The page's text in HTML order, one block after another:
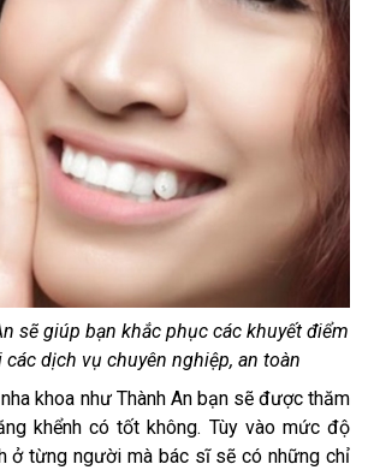
sẽ giúp bạn khắc phục các khuyết điểm
các dịch vụ chuyên nghiệp, an toàn
khoa như Thành An bạn sẽ được thăm
khểnh có tốt không. Tùy vào mức độ
ở từng người mà bác sĩ sẽ có những chỉ